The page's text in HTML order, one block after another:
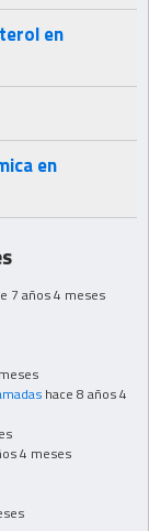
en
en
7 años 4 meses
hace 8 años 4
4 meses